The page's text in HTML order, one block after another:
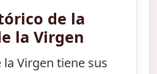
de la
la Virgen
la Virgen tiene sus